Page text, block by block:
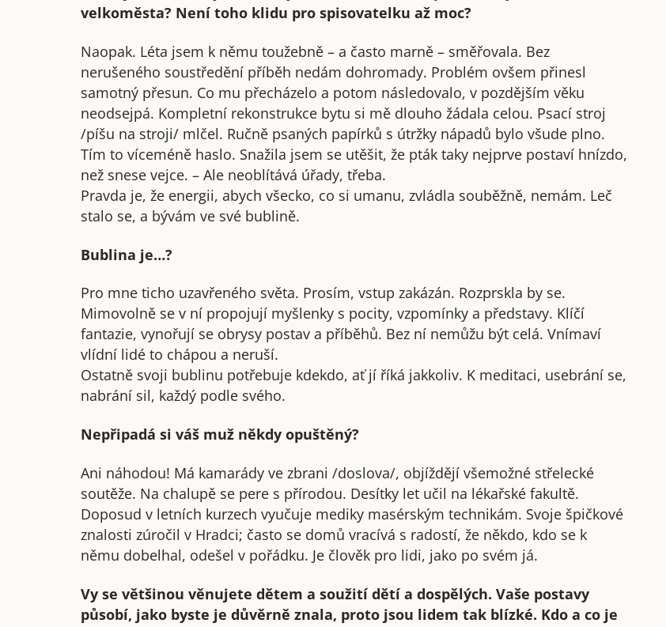
velkoměsta? Není toho klidu pro spisovatelku až moc?
Naopak. Léta jsem k němu toužebně – a často marně – směřovala. Bez
nerušeného soustředění příběh nedám dohromady. Problém ovšem přinesl
samotný přesun. Co mu přecházelo a potom následovalo, v pozdějším věku
neodsejpá. Kompletní rekonstrukce bytu si mě dlouho žádala celou. Psací stroj
/píšu na stroji/ mlčel. Ručně psaných papírků s útržky nápadů bylo všude plno.
Tím to víceméně haslo. Snažila jsem se utěšit, že pták taky nejprve postaví hnízdo,
než snese vejce. – Ale neoblítává úřady, třeba.
Pravda je, že energii, abych všecko, co si umanu, zvládla souběžně, nemám. Leč
stalo se, a bývám ve své bublině.
Bublina je…?
Pro mne ticho uzavřeného světa. Prosím, vstup zakázán. Rozprskla by se.
Mimovolně se v ní propojují myšlenky s pocity, vzpomínky a představy. Klíčí
fantazie, vynořují se obrysy postav a příběhů. Bez ní nemůžu být celá. Vnímaví
vlídní lidé to chápou a neruší.
Ostatně svoji bublinu potřebuje kdekdo, ať jí říká jakkoliv. K meditaci, usebrání se,
nabrání sil, každý podle svého.
Nepřipadá si váš muž někdy opuštěný?
Ani náhodou! Má kamarády ve zbrani /doslova/, objíždějí všemožné střelecké
soutěže. Na chalupě se pere s přírodou. Desítky let učil na lékařské fakultě.
Doposud v letních kurzech vyučuje mediky masérským technikám. Svoje špičkové
znalosti zúročil v Hradci; často se domů vracívá s radostí, že někdo, kdo se k
němu dobelhal, odešel v pořádku. Je člověk pro lidi, jako po svém já.
Vy se většinou věnujete dětem a soužití dětí a dospělých. Vaše postavy
působí, jako byste je důvěrně znala, proto jsou lidem tak blízké. Kdo a co je